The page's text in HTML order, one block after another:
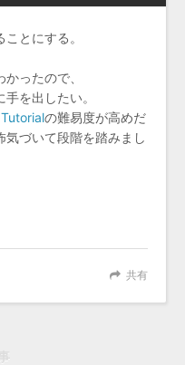
とにする。
ったので、
手を出したい。
の難易度が高めだ
気づいて段階を踏みまし
共有